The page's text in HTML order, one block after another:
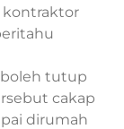
kontraktor
tutup
cakap
dirumah